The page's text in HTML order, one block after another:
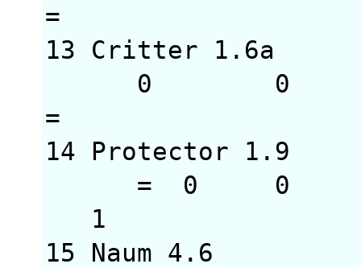
= 1
13 Critter
0 0
= =
14 Protector
= 0 0 =
1
15 Naum 4.6